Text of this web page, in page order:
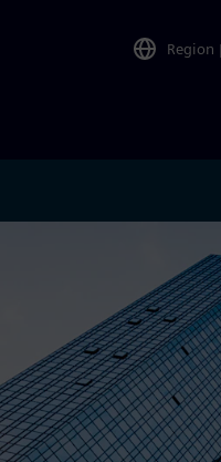
Region |